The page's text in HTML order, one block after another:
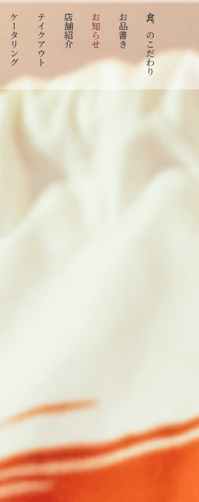
食へのこだわり
お品書き
お知らせ
店舗紹介
テイクアウト
ケータリング